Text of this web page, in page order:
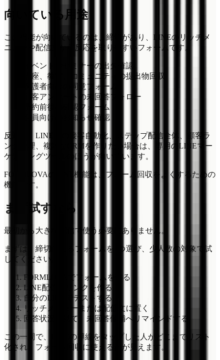
向いている用途
この機能が向いているのは、締切があり、LINEのリッチメ
ニューや配信文から反応を取りやすいフォームです。
イベントやセミナーの出欠確認
講座、教室、コミュニティの提出物回収
保護者向けの同意フォーム
顧客アンケートの未回答フォロー
予約前後の確認フォーム
会員向けのお知らせ確認
反対に、LINE上の接客自動化、ステップ配信全体、顧客ラ
ンク管理、複雑なCRMを作りたい場合は、専用のLINEマー
ケティングツールのほうが向いています。
FORMLOVAのLINE機能は、フォーム回収をよくするための
機能です。
まず試すなら
最初から大きな配信で使う必要はありません。
まずは、締切のあるフォームを1つ選び、少人数の対象で試
してください。
FORMLOVAでフォームを作る
LINE配信用リンクを作る
自分のLINEでテストする
リッチメニューまたは配信文に置く
回答状況を見て、未回答候補へリマインドする
この一周で、LINEの導線をタップした人がどこまでリスト
化され、フォーム回収に使えるかが見えます。